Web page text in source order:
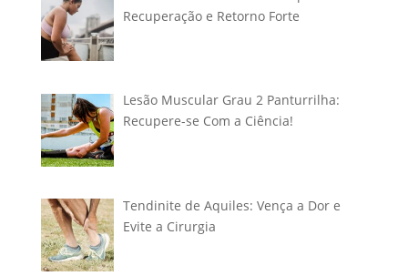
Recuperação e Retorno Forte
Lesão Muscular Grau 2 Panturrilha:
Recupere-se Com a Ciência!
Tendinite de Aquiles: Vença a Dor e
Evite a Cirurgia